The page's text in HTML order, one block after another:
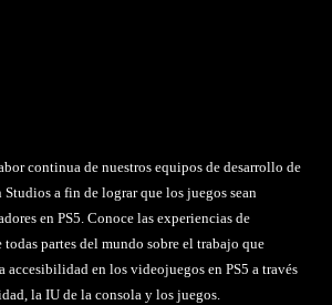
continua de nuestros equipos de desarrollo de
a fin de lograr que los juegos sean
en PS5. Conoce las experiencias de
partes del mundo sobre el trabajo que
accesibilidad en los videojuegos en PS5 a través
la IU de la consola y los juegos.